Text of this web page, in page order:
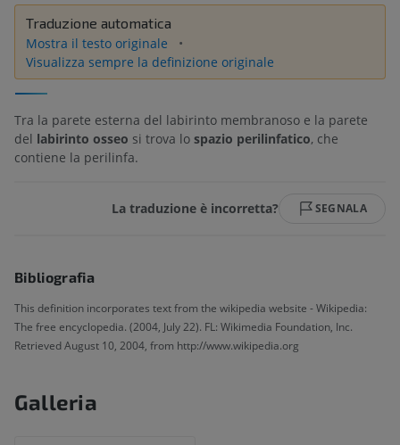
Traduzione automatica
Mostra il testo originale
Visualizza sempre la definizione originale
Tra la parete esterna del labirinto membranoso e la parete
del labirinto osseo si trova lo spazio perilinfatico, che
contiene la perilinfa.
La traduzione è incorretta? SEGNALA
Bibliografia
This definition incorporates text from the wikipedia website - Wikipedia:
The free encyclopedia. (2004, July 22). FL: Wikimedia Foundation, Inc.
Retrieved August 10, 2004, from http://www.wikipedia.org
Galleria